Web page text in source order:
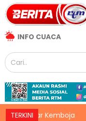
INFO CUACA
TERKINI
Luar Kemboja